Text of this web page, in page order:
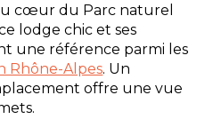
cœur du Parc naturel
lodge chic et ses
une référence parmi les
Rhône-Alpes. Un
offre une vue